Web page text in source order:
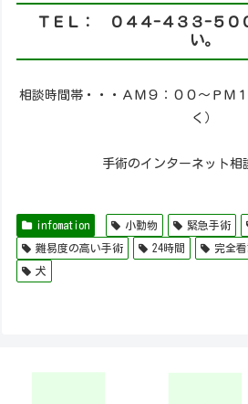
ＴＥＬ： ０４４-４３３-５０
い。
相談時間帯・・・ＡＭ９：００～ＰＭ
く）
手術のインターネット相
infomation 小動物 緊急手術
難易度の高い手術 24時間 完全
犬